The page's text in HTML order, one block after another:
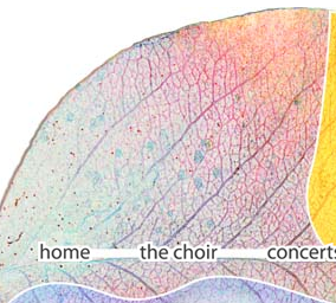
Main menu